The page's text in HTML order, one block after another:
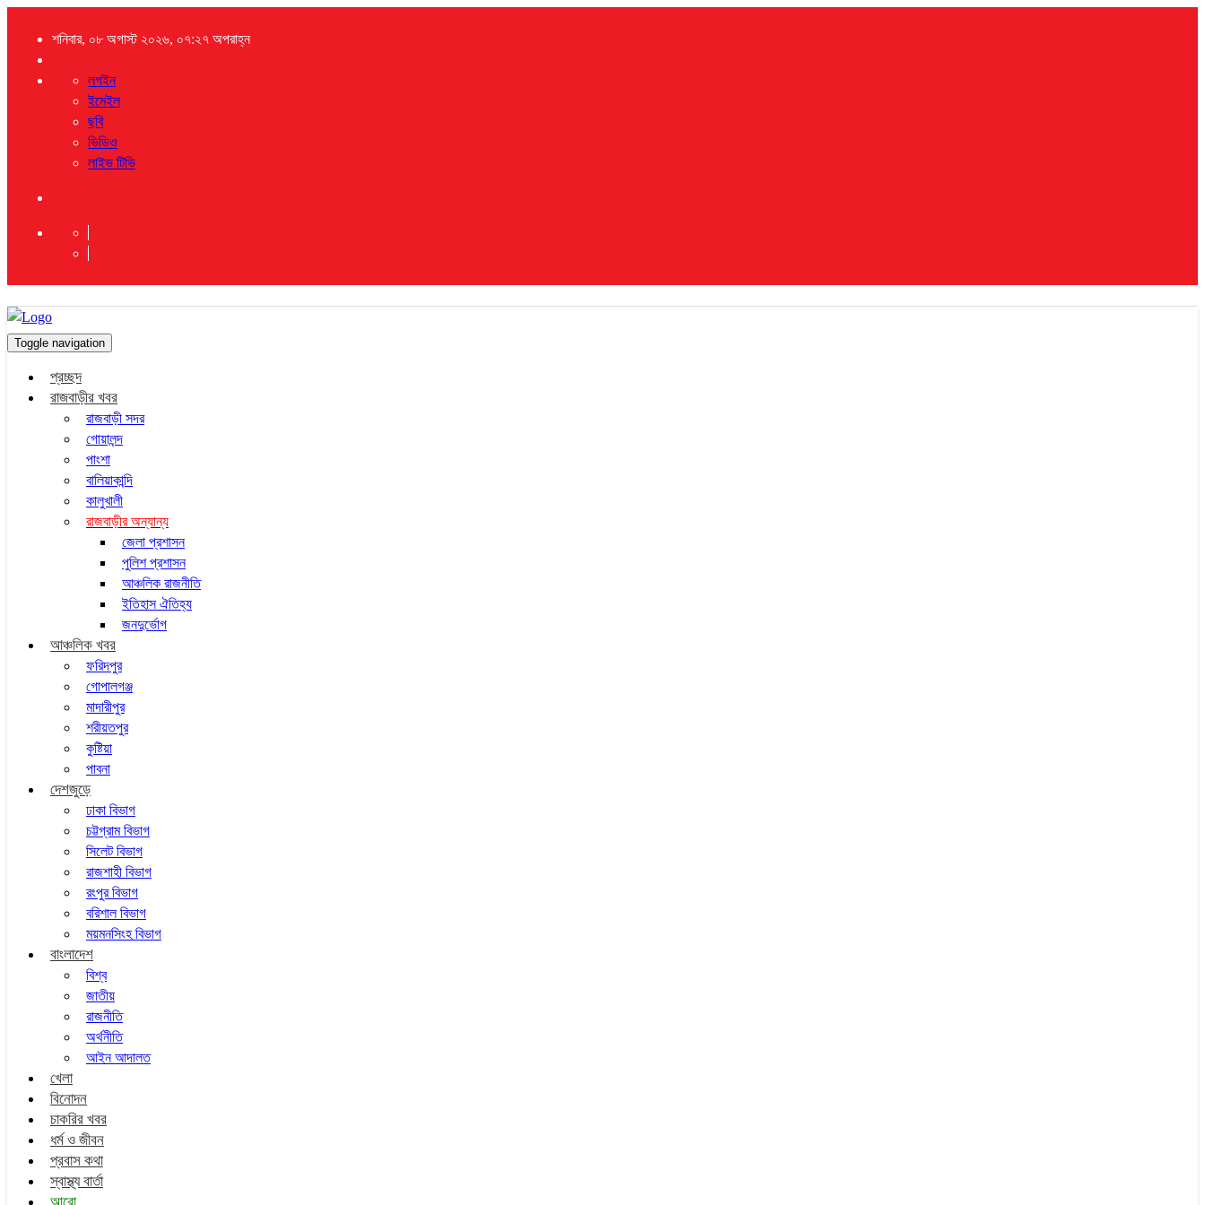
শনিবার, ০৮ অগাস্ট ২০২৬, ০৭:২৭ অপরাহ্ন
লগইন
ইমেইল
ছবি
ভিডিও
লাইভ টিভি
Toggle navigation
প্রচ্ছদ
রাজবাড়ীর খবর
রাজবাড়ী সদর
গোয়ালন্দ
পাংশা
বালিয়াকান্দি
কালুখালী
রাজবাড়ীর অন্যান্য
জেলা প্রশাসন
পুলিশ প্রশাসন
আঞ্চলিক রাজনীতি
ইতিহাস ঐতিহ্য
জনদুর্ভোগ
আঞ্চলিক খবর
ফরিদপুর
গোপালগঞ্জ
মাদারীপুর
শরীয়তপুর
কুষ্টিয়া
পাবনা
দেশজুড়ে
ঢাকা বিভাগ
চট্টগ্রাম বিভাগ
সিলেট বিভাগ
রাজশাহী বিভাগ
রংপুর বিভাগ
বরিশাল বিভাগ
ময়মনসিংহ বিভাগ
বাংলাদেশ
বিশ্ব
জাতীয়
রাজনীতি
অর্থনীতি
আইন আদালত
খেলা
বিনোদন
চাকরির খবর
ধর্ম ও জীবন
প্রবাস কথা
স্বাস্থ্য বার্তা